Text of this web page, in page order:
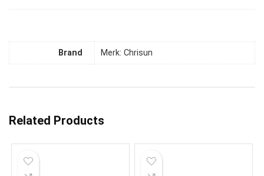
Brand Merk: Chrisun
Related Products